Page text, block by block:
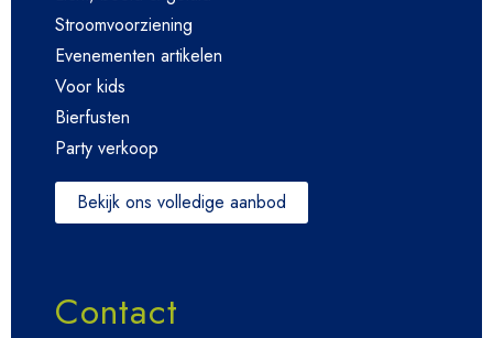
Stroomvoorziening
Evenementen artikelen
Voor kids
Bierfusten
Party verkoop
Bekijk ons volledige aanbod
Contact